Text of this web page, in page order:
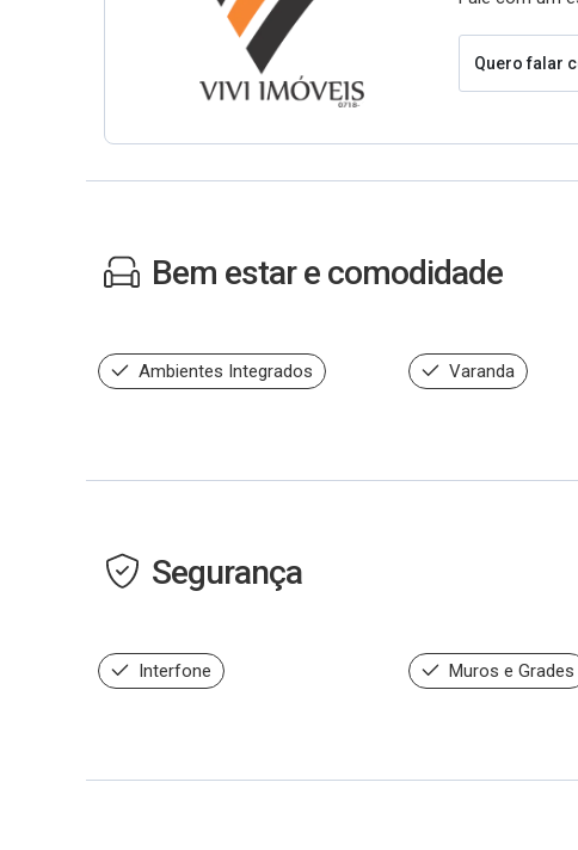
Quero falar
Bem estar e comodidade
Ambientes Integrados Varanda
Segurança
Interfone Muros e Grades